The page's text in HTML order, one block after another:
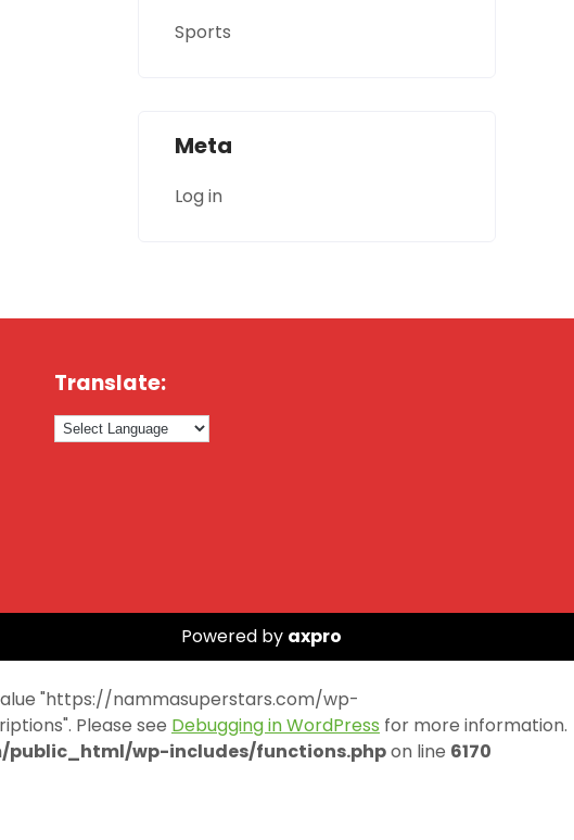
Sports
Meta
Log in
Translate:
Powered by axpro
"https://nammasuperstars.com/wp-
Please see Debugging in WordPress for more information.
public_html/wp-includes/functions.phpon line 6170